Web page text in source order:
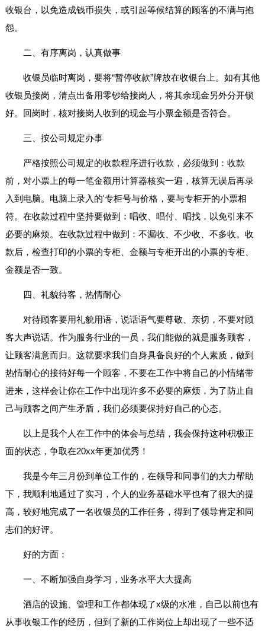
收银台，以免造成钱币损失，或引起等候结算的顾客的不满与抱
怨。
二、有序离岗，认真做事
收银员临时离岗，要将“暂停收款”牌放在收银台上。如有其他
收银员接岗，清点出备用零钞给接岗人，将其余现金另外分开锁
好。回岗时，核对接岗人收到的现金与小票金额是否符合。
三、按公司规定办事
严格按照公司规定的收款程序进行收款，必须做到：收款
前，对小票上的每一笔金额用计算器核实一遍，核算无误后再录
入到电脑。电脑上录入的'专柜号与价格，要与专柜开的小票相
符。在收款过程中坚持要做到：唱收、唱付、唱找，以免引来不
必要的麻烦。在收款过程中做到：不漏收、不少收、不多收。收
款后，检查打印的小票的专柜、金额与专柜开出的小票的专柜、
金额是否一致。
四、礼貌待客，热情耐心
对待顾客要用礼貌用语，说话语气要尊敬、亲切，不要对顾
客大声说话。作为服务行业的一员，我们能做的就是服务顾客，
让顾客满意而归。这就要求我们自身具备良好的个人素质，做到
热情耐心的接待好每一个顾客，不要在工作中将自己的小情绪带
进来，这样会让你在工作中出现许多不必要的麻烦，为了防止自
己与顾客之间产生矛盾，我们必须要保持好自己的心态。
以上是我个人在工作中的体会与总结，我会保持这种积极正
面的状态，争取在20xx年更加优秀！
我是今年三月份到单位工作的，在领导和同事们的大力帮助
下，我顺利地通过了实习，个人的业务基础水平也有了很大的提
高，较好地完成了一名收银员的工作任务，得到了领导肯定和同
志们的好评。
好的方面：
一、不断加强自身学习，业务水平大大提高
酒店的设施、管理和工作都体现了x级的水准，自己以前也有
从事收银工作的经历，但到了新的工作岗位上却出现了一些不适